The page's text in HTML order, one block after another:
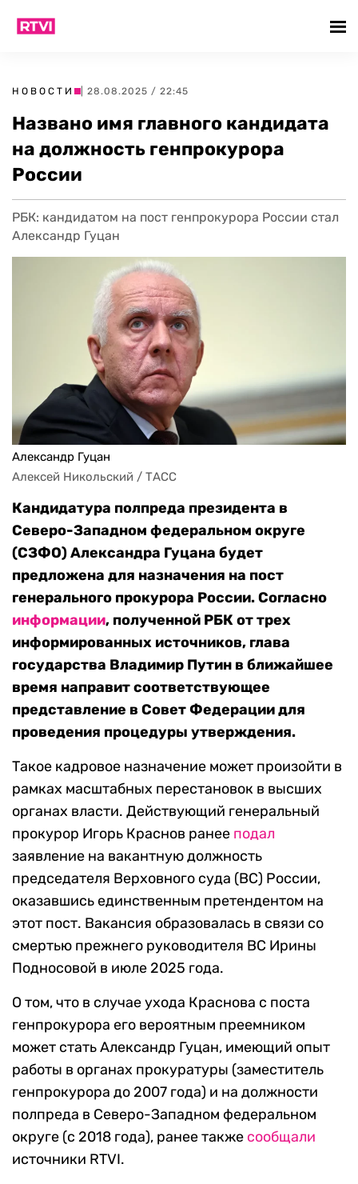
НОВОСТИ | 28.08.2025 / 22:45
Названо имя главного кандидата
на должность генпрокурора
России
РБК: кандидатом на пост генпрокурора России стал
Александр Гуцан
Александр Гуцан
Алексей Никольский / ТАСС
Кандидатура полпреда президента в
Северо-Западном федеральном округе
(СЗФО) Александра Гуцана будет
предложена для назначения на пост
генерального прокурора России. Согласно
информации, полученной РБК от трех
информированных источников, глава
государства Владимир Путин в ближайшее
время направит соответствующее
представление в Совет Федерации для
проведения процедуры утверждения.
Такое кадровое назначение может произойти в
рамках масштабных перестановок в высших
органах власти. Действующий генеральный
прокурор Игорь Краснов ранее подал
заявление на вакантную должность
председателя Верховного суда (ВС) России,
оказавшись единственным претендентом на
этот пост. Вакансия образовалась в связи со
смертью прежнего руководителя ВС Ирины
Подносовой в июле 2025 года.
О том, что в случае ухода Краснова с поста
генпрокурора его вероятным преемником
может стать Александр Гуцан, имеющий опыт
работы в органах прокуратуры (заместитель
генпрокурора до 2007 года) и на должности
полпреда в Северо-Западном федеральном
округе (с 2018 года), ранее также сообщали
источники RTVI.